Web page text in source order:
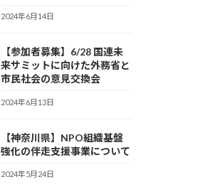
2024年6月14日
【参加者募集】6/28 国連未
来サミットに向けた外務省と
市民社会の意見交換会
2024年6月13日
【神奈川県】NPO組織基盤
強化の伴走支援事業について
2024年5月24日